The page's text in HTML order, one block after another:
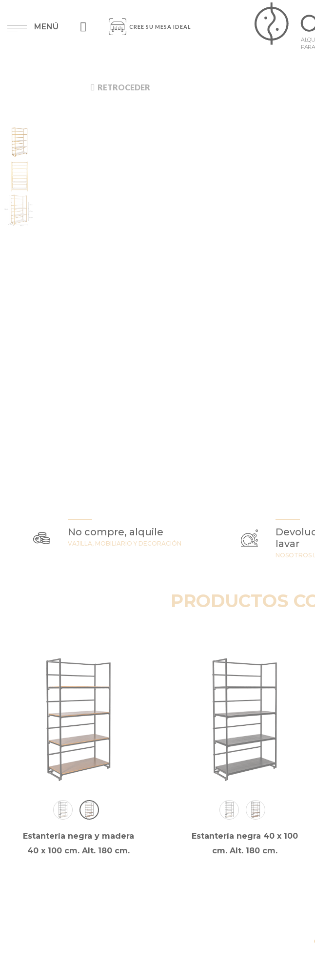
MENÚ CREE SU MESA IDEAL
RETROCEDER
No compre, alquile
VAJILLA, MOBILIARIO Y DECORACIÓN
lavar
NOSOTROS
PRODUCTOS
Estantería negra y madera
40 x 100 cm. Alt. 180 cm.
Estantería negra 40 x 100
cm. Alt. 180 cm.